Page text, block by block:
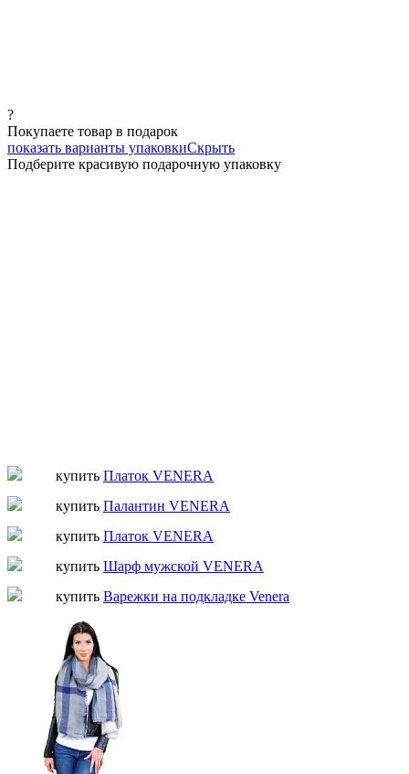
?
Покупаете товар в подарок
показать варианты упаковкиСкрыть
Подберите красивую подарочную упаковку
купить Платок VENERA
купить Палантин VENERA
купить Платок VENERA
купить Шарф мужской VENERA
купить Варежки на подкладке Venera